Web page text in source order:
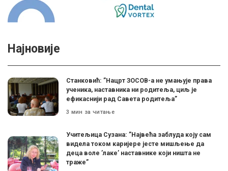
Најновије
Станковић: ”Нацрт ЗОСОВ-а не умањује права
ученика, наставника ни родитеља, циљ је
ефикаснији рад Савета родитеља”
3 мин за читање
Учитељица Сузана: ”Највећа заблуда коју сам
видела током каријере јесте мишљење да
деца воле ’лаке’ наставнике који ништа не
траже”